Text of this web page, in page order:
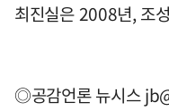
최진실은 2008년, 조
◎공감언론 뉴시스